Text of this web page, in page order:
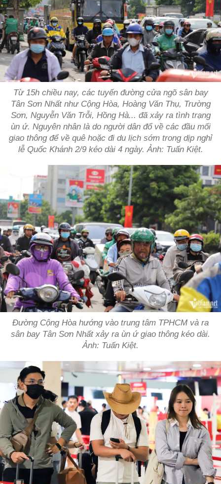
Từ 15h chiều nay, các tuyến đường cửa ngõ sân bay
Tân Sơn Nhất như Cộng Hòa, Hoàng Văn Thụ, Trường
Sơn, Nguyễn Văn Trỗi, Hồng Hà... đã xảy ra tình trạng
ùn ứ. Nguyên nhân là do người dân đổ về các đầu mối
giao thông để về quê hoặc đi du lịch sớm trong dịp nghỉ
lễ Quốc Khánh 2/9 kéo dài 4 ngày. Ảnh: Tuấn Kiệt.
Đường Cộng Hòa hướng vào trung tâm TPHCM và ra
sân bay Tân Sơn Nhất xảy ra ùn ứ giao thông kéo dài.
Ảnh: Tuấn Kiệt.